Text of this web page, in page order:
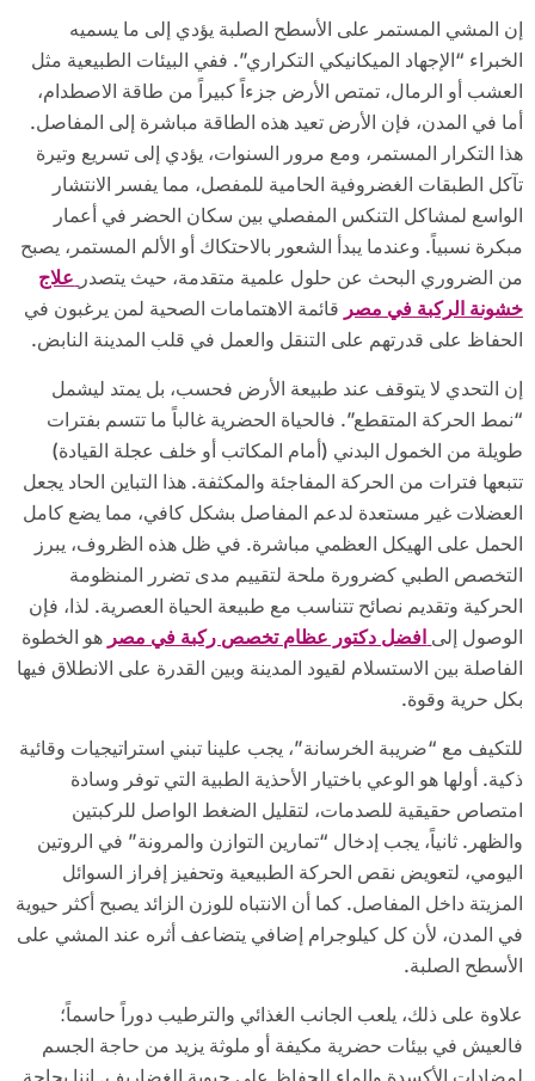
إن المشي المستمر على الأسطح الصلبة يؤدي إلى ما يسميه
الخبراء “الإجهاد الميكانيكي التكراري”. ففي البيئات الطبيعية مثل
العشب أو الرمال، تمتص الأرض جزءاً كبيراً من طاقة الاصطدام،
أما في المدن، فإن الأرض تعيد هذه الطاقة مباشرة إلى المفاصل.
هذا التكرار المستمر، ومع مرور السنوات، يؤدي إلى تسريع وتيرة
تآكل الطبقات الغضروفية الحامية للمفصل، مما يفسر الانتشار
الواسع لمشاكل التنكس المفصلي بين سكان الحضر في أعمار
مبكرة نسبياً. وعندما يبدأ الشعور بالاحتكاك أو الألم المستمر، يصبح
من الضروري البحث عن حلول علمية متقدمة، حيث يتصدر علاج
خشونة الركبة في مصر قائمة الاهتمامات الصحية لمن يرغبون في
الحفاظ على قدرتهم على التنقل والعمل في قلب المدينة النابض.
إن التحدي لا يتوقف عند طبيعة الأرض فحسب، بل يمتد ليشمل
“نمط الحركة المتقطع”. فالحياة الحضرية غالباً ما تتسم بفترات
طويلة من الخمول البدني (أمام المكاتب أو خلف عجلة القيادة)
تتبعها فترات من الحركة المفاجئة والمكثفة. هذا التباين الحاد يجعل
العضلات غير مستعدة لدعم المفاصل بشكل كافي، مما يضع كامل
الحمل على الهيكل العظمي مباشرة. في ظل هذه الظروف، يبرز
التخصص الطبي كضرورة ملحة لتقييم مدى تضرر المنظومة
الحركية وتقديم نصائح تتناسب مع طبيعة الحياة العصرية. لذا، فإن
الوصول إلى افضل دكتور عظام تخصص ركبة في مصر هو الخطوة
الفاصلة بين الاستسلام لقيود المدينة وبين القدرة على الانطلاق فيها
بكل حرية وقوة.
للتكيف مع “ضريبة الخرسانة”، يجب علينا تبني استراتيجيات وقائية
ذكية. أولها هو الوعي باختيار الأحذية الطبية التي توفر وسادة
امتصاص حقيقية للصدمات، لتقليل الضغط الواصل للركبتين
والظهر. ثانياً، يجب إدخال “تمارين التوازن والمرونة” في الروتين
اليومي، لتعويض نقص الحركة الطبيعية وتحفيز إفراز السوائل
المزيتة داخل المفاصل. كما أن الانتباه للوزن الزائد يصبح أكثر حيوية
في المدن، لأن كل كيلوجرام إضافي يتضاعف أثره عند المشي على
الأسطح الصلبة.
علاوة على ذلك، يلعب الجانب الغذائي والترطيب دوراً حاسماً؛
فالعيش في بيئات حضرية مكيفة أو ملوثة يزيد من حاجة الجسم